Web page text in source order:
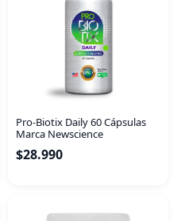
| Sin olor ni sabor | Sin
de gluten | Apto para
Pro-Biotix Daily 60 Cápsulas
Marca Newscience
$28.990